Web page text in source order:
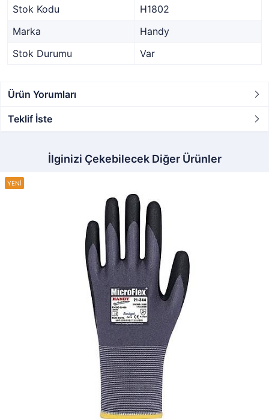
Stok Kodu
H1802
Marka
Handy
Stok Durumu
Var
Ürün Yorumları
Teklif İste
İlginizi Çekebilecek Diğer Ürünler